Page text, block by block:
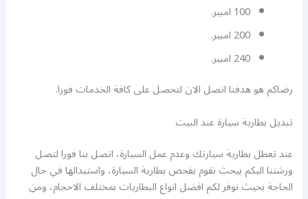
100 امبير.
200 امبير.
240 امبير.
رضاكم هو هدفنا اتصل الان لتحصل على كافة الخدمات فورا.
تبديل بطارية سيارة عند البيت
عند تعطل بطارية سيارتك وعدم عمل السيارة، اتصل بنا فورا لتصل
ورشتنا اليكم بيحث نقوم بفحص بطارية السيارة، واستبدالها في حال
الحاجة بحيث نوفر لكم افضل انواع البطاريات بمختلف الاحجام، ومن